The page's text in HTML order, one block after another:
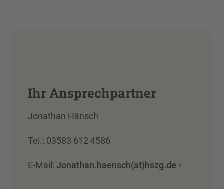
Ihr Ansprechpartner
Jonathan Hänsch
Tel.: 03583 612 4586
E-Mail: Jonathan.haensch(at)hszg.de